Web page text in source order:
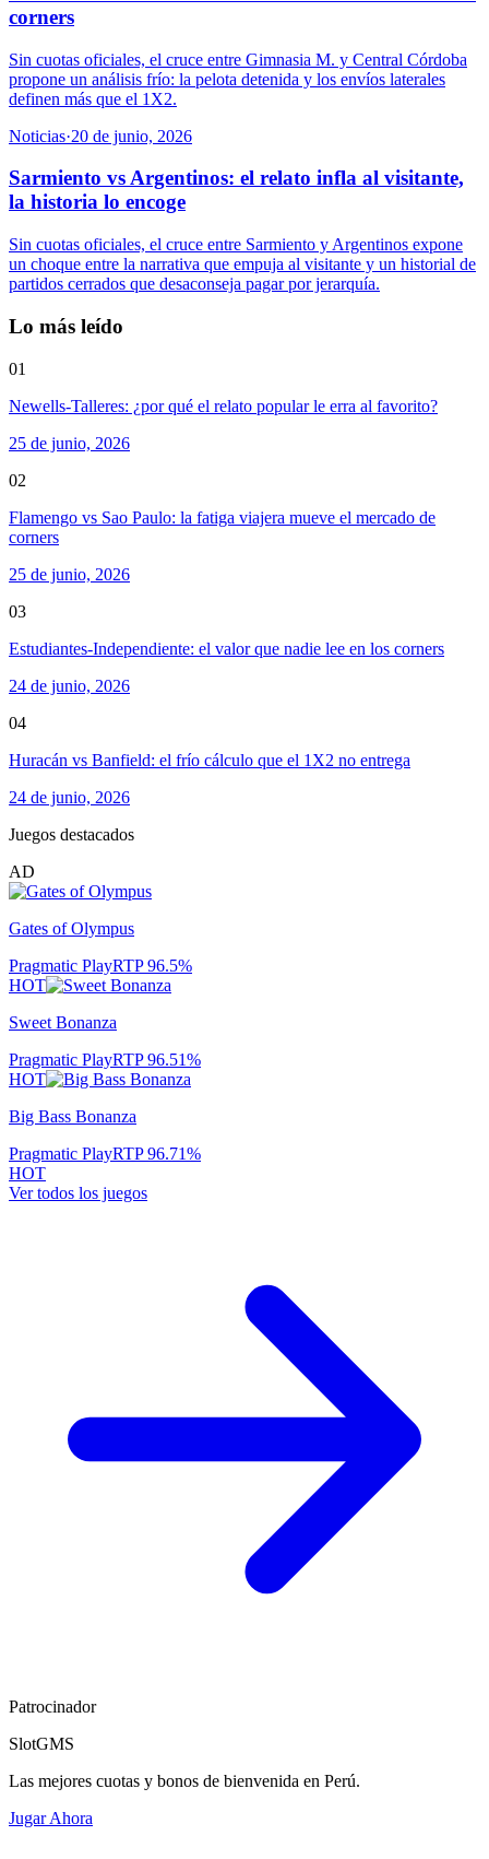
corners
Sin cuotas oficiales, el cruce entre Gimnasia M. y Central Córdoba
propone un análisis frío: la pelota detenida y los envíos laterales
definen más que el 1X2.
Noticias·20 de junio, 2026
Sarmiento vs Argentinos: el relato infla al visitante,
la historia lo encoge
Sin cuotas oficiales, el cruce entre Sarmiento y Argentinos expone
un choque entre la narrativa que empuja al visitante y un historial de
partidos cerrados que desaconseja pagar por jerarquía.
Lo más leído
01
Newells-Talleres: ¿por qué el relato popular le erra al favorito?
25 de junio, 2026
02
Flamengo vs Sao Paulo: la fatiga viajera mueve el mercado de
corners
25 de junio, 2026
03
Estudiantes-Independiente: el valor que nadie lee en los corners
24 de junio, 2026
04
Huracán vs Banfield: el frío cálculo que el 1X2 no entrega
24 de junio, 2026
Juegos destacados
AD
Gates of Olympus
Pragmatic PlayRTP96.5%
HOT
Sweet Bonanza
Pragmatic PlayRTP96.51%
HOT
Big Bass Bonanza
Pragmatic PlayRTP96.71%
HOT
Ver todos los juegos
Patrocinador
SlotGMS
Las mejores cuotas y bonos de bienvenida en Perú.
Jugar Ahora